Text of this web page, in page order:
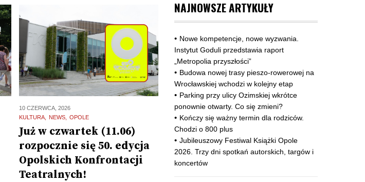
10 CZERWCA, 2026
KULTURA
NEWS OPOLE
Już w czwartek (11.06)
rozpocznie się 50. edycja
Opolskich Konfrontacji
Teatralnych!
NAJNOWSZE ARTYKUŁY
Nowe kompetencje, nowe wyzwania.
Instytut Goduli przedstawia raport
„Metropolia przyszłości”
Budowa nowej trasy pieszo‑rowerowej na
Wrocławskiej wchodzi w kolejny etap
Parking przy ulicy Ozimskiej wkrótce
ponownie otwarty. Co się zmieni?
Kończy się ważny termin dla rodziców.
Chodzi o 800 plus
Jubileuszowy Festiwal Książki Opole
2026. Trzy dni spotkań autorskich, targów i
koncertów